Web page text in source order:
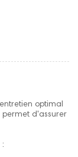
optimal
permet d'assurer
: